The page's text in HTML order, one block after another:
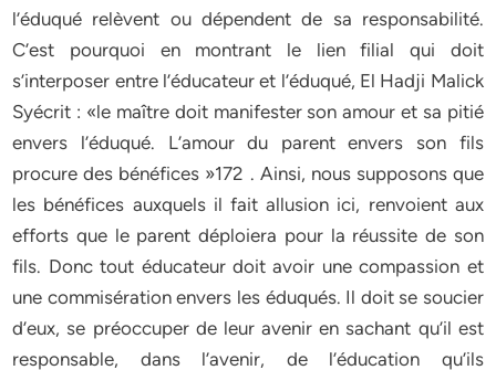
l’éduqué relèvent ou dépendent de sa responsabilité.
C’est pourquoi en montrant le lien filial qui doit
s’interposer entre l’éducateur et l’éduqué, El Hadji Malick
Syécrit : «le maître doit manifester son amour et sa pitié
envers l’éduqué. L’amour du parent envers son fils
procure des bénéfices »172 . Ainsi, nous supposons que
les bénéfices auxquels il fait allusion ici, renvoient aux
efforts que le parent déploiera pour la réussite de son
fils. Donc tout éducateur doit avoir une compassion et
une commisération envers les éduqués. Il doit se soucier
d’eux, se préoccuper de leur avenir en sachant qu’il est
responsable, dans l’avenir, de l’éducation qu’ils